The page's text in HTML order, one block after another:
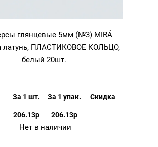
глянцевые 5мм (№3) MIRÁ
латунь, ПЛАСТИКОВОЕ КОЛЬЦО,
белый 20шт.
За 1 шт. За 1 упак. Скидка
206.13р 206.13р
Нет в наличии